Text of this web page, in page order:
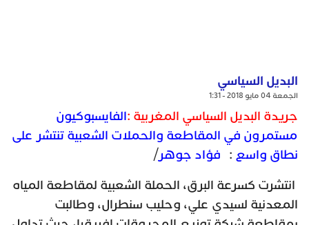
البديل السياسي
الجمعة 04 مايو 2018 - 1:31
جريدة البديل السياسي المغربية :الفايسبوكيون
مستمرون في المقاطعة والحملات الشعبية تنتشر على
نطاق واسع : فؤاد جوهر/
انتشرت كسرعة البرق، الحملة الشعبية لمقاطعة المياه
المعدنية لسيدي علي، وحليب سنطرال، وطالبت